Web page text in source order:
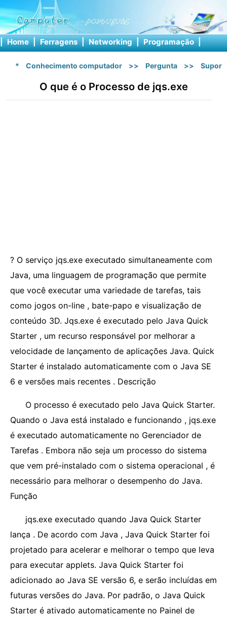
| Home | Ferragens | Networking | Programação |
* Conhecimento computador >> Pergunta >>
O que é o Processo de jqs.exe
? O serviço jqs.exe executado simultaneamente com
Java, uma linguagem de programação que permite
que você executar uma variedade de tarefas, tais
como jogos on-line , bate-papo e visualização de
conteúdo 3D. Jqs.exe é executado pelo Java Quick
Starter , um recurso responsável por melhorar a
velocidade de lançamento de aplicações Java. Quick
Starter é instalado automaticamente com o Java SE
6 e versões mais recentes . Descrição
O processo é executado pelo Java Quick Starter.
Quando o Java está instalado e funcionando , jqs.exe
é executado automaticamente no Gerenciador de
Tarefas . Embora não seja um processo do sistema
que vem pré-instalado com o sistema operacional , é
necessário para melhorar o desempenho do Java.
Função
jqs.exe executado quando Java Quick Starter
lança . De acordo com Java , Java Quick Starter foi
projetado para acelerar e melhorar o tempo que leva
para executar applets. Java Quick Starter foi
adicionado ao Java SE versão 6, e serão incluídas em
futuras versões do Java. Por padrão, o Java Quick
Starter é ativado automaticamente no Painel de